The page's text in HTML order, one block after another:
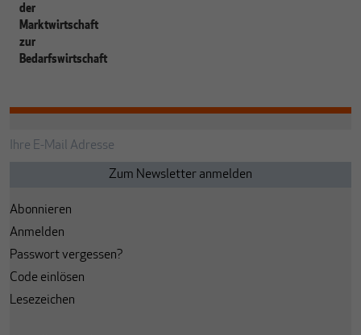
der
Marktwirtschaft
zur
Bedarfswirtschaft
Abonnieren
Anmelden
Passwort vergessen?
Code einlösen
Lesezeichen